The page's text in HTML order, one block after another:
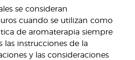
se consideran
cuando se utilizan como
de aromaterapia siempre
las instrucciones de la
y las consideraciones